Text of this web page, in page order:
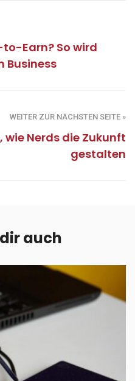
Earn? So wird
Business
WEITER ZUR NÄCHSTEN SEITE »
Nerds die Zukunft
gestalten
auch